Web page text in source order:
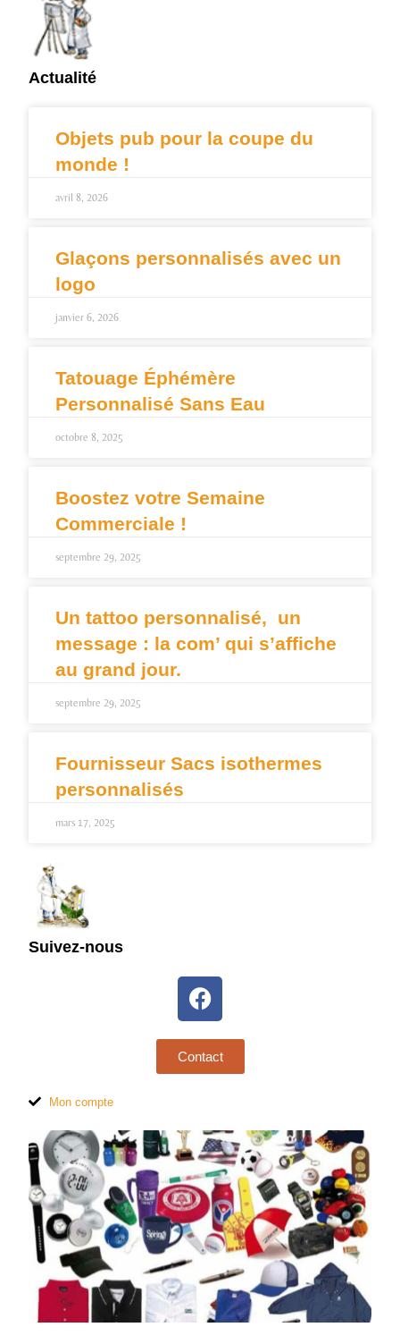
Actualité
Objets pub pour la coupe du
monde !
avril 8, 2026
Glaçons personnalisés avec un
logo
janvier 6, 2026
Tatouage Éphémère
Personnalisé Sans Eau
octobre 8, 2025
Boostez votre Semaine
Commerciale !
septembre 29, 2025
Un tattoo personnalisé, un
message : la com’ qui s’affiche
au grand jour.
septembre 29, 2025
Fournisseur Sacs isothermes
personnalisés
mars 17, 2025
Suivez-nous
Contact
Mon compte